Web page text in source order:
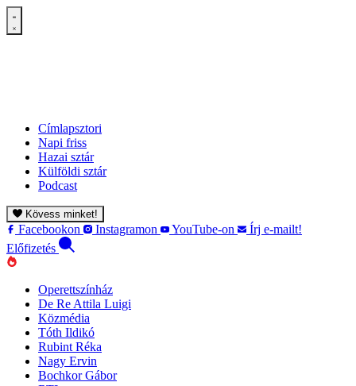
Címlapsztori
Napi friss
Hazai sztár
Külföldi sztár
Podcast
Kövess minket!
Facebookon Instagramon YouTube-on
Írj e-mailt!
Előfizetés
Operettszínház
De Re Attila Luigi
Közmédia
Tóth Ildikó
Rubint Réka
Nagy Ervin
Bochkor Gábor